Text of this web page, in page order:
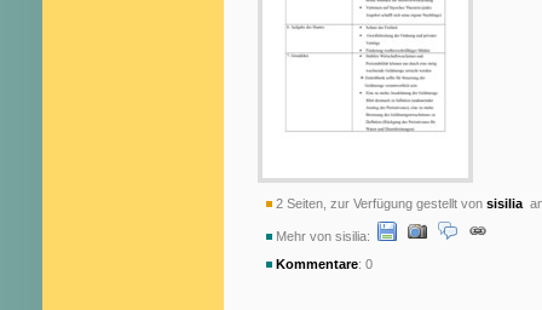
2 Seiten, zur Verfügung gestellt von sisilia
Mehr von sisilia:
Kommentare: 0